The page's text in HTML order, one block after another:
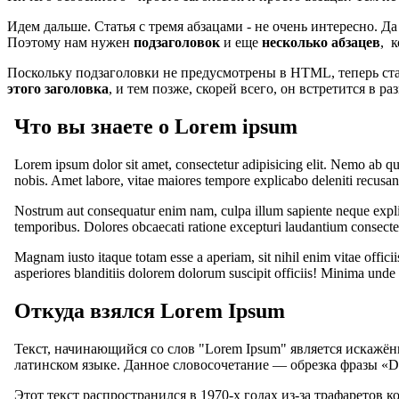
Идем дальше. Статья с тремя абзацами - не очень интересно.
Поэтому нам нужен подзаголовок и еще несколько абзацев,
Поскольку подзаголовки не предусмотрены в HTML, теперь
этого заголовка, и тем позже, скорей всего, он встретится в